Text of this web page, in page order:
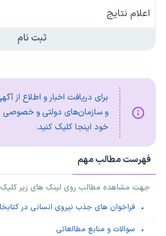
اعلام نتایج
ثبت نام
برای دریافت اخبار و اطلاع از
و سازمان‌های دولتی و خصوصی
خود اینجا کلیک کنید.
فهرست مطالب مهم
جهت مشاهده مطالب روی لینک های زیر کلیک
فراخوان های جذب نیروی انسانی در
سوالات و منابع مطالعاتی